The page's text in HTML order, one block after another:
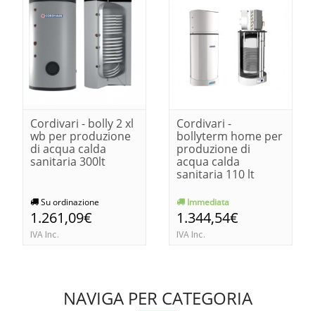
Cordivari - bolly 2 xl
wb per produzione
di acqua calda
sanitaria 300lt
Su ordinazione
1.261,09€
IVA Inc.
Cordivari -
bollyterm home per
produzione di
acqua calda
sanitaria 110 lt
Immediata
1.344,54€
IVA Inc.
NAVIGA PER CATEGORIA